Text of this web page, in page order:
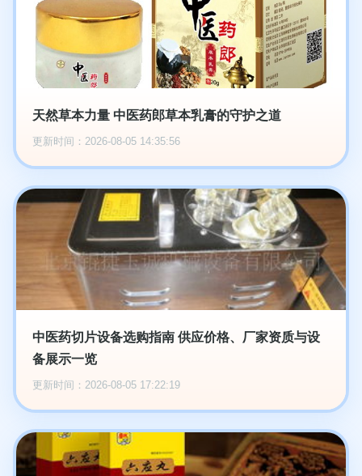
天然草本力量 中医药郎草本乳膏的守护之道
更新时间：2026-08-05 14:35:56
中医药切片设备选购指南 供应价格、厂家资质与设
备展示一览
更新时间：2026-08-05 17:22:19